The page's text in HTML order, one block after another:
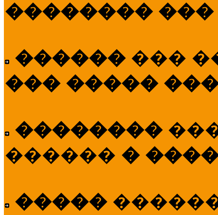
��������
������ ���
��� �����
��������
������ �
�����